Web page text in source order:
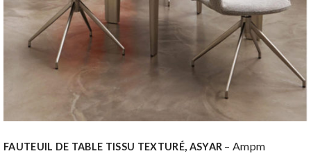
FAUTEUIL DE TABLE TISSU TEXTURÉ, ASYAR – Ampm